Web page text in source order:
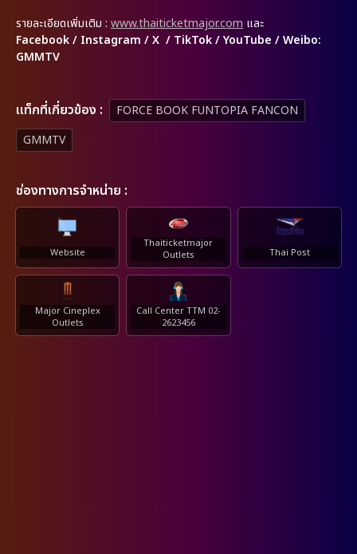
รายละเอียดเพิ่มเติม : www.thaiticketmajor.com และ
Facebook / Instagram / X / TikTok / YouTube / Weibo:
GMMTV
เเท็กที่เกี่ยวข้อง :
FORCE BOOK FUNTOPIA FANCON
GMMTV
ช่องทางการจำหน่าย :
Website
Thaiticketmajor
Outlets
Thai Post
Major Cineplex
Outlets
Call Center TTM 02-
2623456